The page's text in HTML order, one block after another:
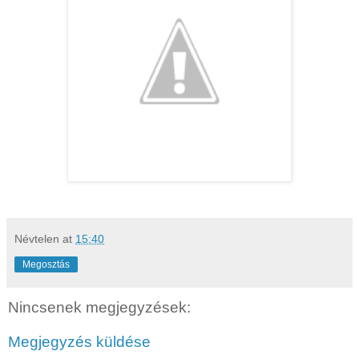
Névtelen at 15:40
Megosztás
Nincsenek megjegyzések:
Megjegyzés küldése